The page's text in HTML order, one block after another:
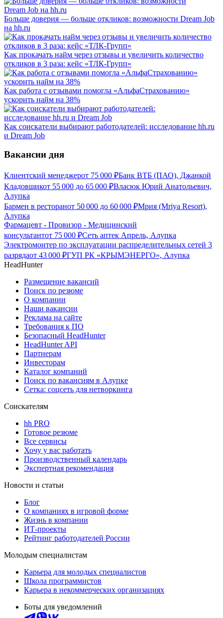
Больше доверия — больше откликов: возможности Dream Job
на hh.ru
Как прокачать найм через отзывы и увеличить количество
откликов в 3 раза: кейс «ТЛК-Групп»
Как работа с отзывами помогла «АльфаСтрахованию»
ускорить найм на 38%
Как соискатели выбирают работодателей: исследование hh.ru
и Dream Job
Вакансии дня
Клиентский менеджерот 75 000 ₽Банк ВТБ (ПАО), Джанкой
Кладовщикот 55 000 до 65 000 ₽Власюк Юрий Анатольевич,
Алупка
Бармен в ресторанот 50 000 до 60 000 ₽Мрия (Mriya Resort),
Алупка
Фармацевт - Провизор - Медицинский
консультантот 75 000 ₽Сеть аптек Апрель, Алупка
Электромонтер по эксплуатации распределительных сетей 3
разрядаот 43 000 ₽ГУП РК «КРЫМЭНЕРГО», Алупка
HeadHunter
Размещение вакансий
Поиск по резюме
О компании
Наши вакансии
Реклама на сайте
Требования к ПО
Безопасный HeadHunter
HeadHunter API
Партнерам
Инвесторам
Каталог компаний
Поиск по вакансиям в Алупке
Сетка: соцсеть для нетворкинга
Соискателям
hh PRO
Готовое резюме
Все сервисы
Хочу у вас работать
Производственный календарь
Экспертная рекомендация
Новости и статьи
Блог
О компаниях в игровой форме
Жизнь в компании
ИТ-проекты
Рейтинг работодателей России
Молодым специалистам
Карьера для молодых специалистов
Школа программистов
Карьера в некоммерческих организациях
Боты для уведомлений